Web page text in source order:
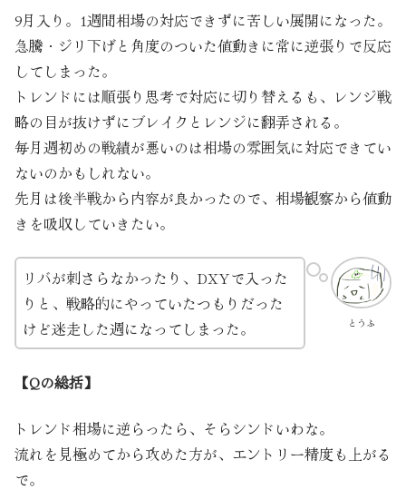
9月入り。1週間相場の対応できずに苦しい展開になった。
急騰・ジリ下げと角度のついた値動きに常に逆張りで反応
してしまった。
トレンドには順張り思考で対応に切り替えるも、レンジ戦
略の目が抜けずにブレイクとレンジに翻弄される。
毎月週初めの戦績が悪いのは相場の雰囲気に対応できてい
ないのかもしれない。
先月は後半戦から内容が良かったので、相場観察から値動
きを吸収していきたい。
とうふ
リバが刺さらなかったり、DXYで入った
りと、戦略的にやっていたつもりだった
けど迷走した週になってしまった。
【Qの総括】
トレンド相場に逆らったら、そらシンドいわな。
流れを見極めてから攻めた方が、エントリー精度も上がる
で。